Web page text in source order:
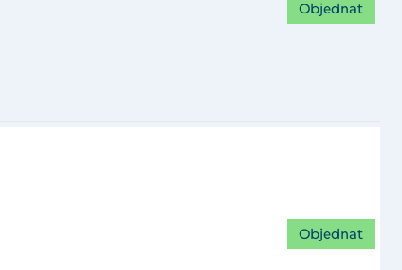
Objednat
Objednat